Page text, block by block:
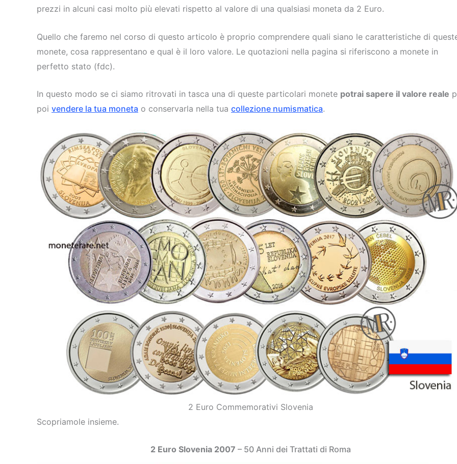
prezzi in alcuni casi molto più elevati rispetto al valore di una qualsiasi moneta da 2 Euro.
Quello che faremo nel corso di questo articolo è proprio comprendere quali siano le caratteristiche di
monete, cosa rappresentano e qual è il loro valore. Le quotazioni nella pagina si riferiscono a monete in
perfetto stato (fdc).
In questo modo se ci siamo ritrovati in tasca una di queste particolari monete potrai sapere il valore reale
poi vendere la tua moneta o conservarla nella tua collezione numismatica.
2 Euro Commemorativi Slovenia
Scopriamole insieme.
2 Euro Slovenia 2007 – 50 Anni dei Trattati di Roma